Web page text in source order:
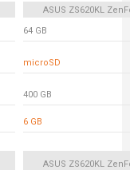
ASUS ZS620KL
64 GB
microSD
400 GB
6 GB
ASUS ZS620KL